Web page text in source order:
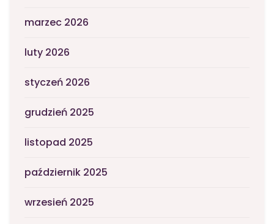
marzec 2026
luty 2026
styczeń 2026
grudzień 2025
listopad 2025
październik 2025
wrzesień 2025